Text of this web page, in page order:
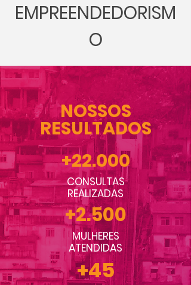
EMPREENDEDORISM
O
NOSSOS
RESULTADOS
+22.000
CONSULTAS
REALIZADAS
+2.500
MULHERES
ATENDIDAS
+45